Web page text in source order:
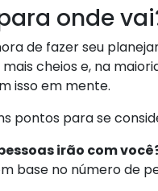
onde
de fazer seu
cheios e, na
isso em mente.
pontos para se
irão com
base no número de